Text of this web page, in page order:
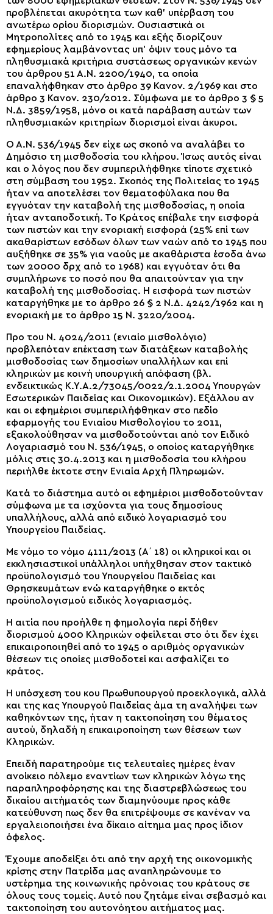
προβλέπεται ακυρότητα των καθ’ υπέρβαση του
ανωτέρω ορίου διορισμών. Ουσιαστικά οι
Μητροπολίτες από το 1945 και εξής διορίζουν
εφημερίους λαμβάνοντας υπ’ όψιν τους μόνο τα
πληθυσμιακά κριτήρια συστάσεως οργανικών κενών
του άρθρου 51 Α.Ν. 2200/1940, τα οποία
επαναλήφθηκαν στο άρθρο 39 Κανον. 2/1969 και στο
άρθρο 3 Κανον. 230/2012. Σύμφωνα με το άρθρο 3 § 5
Ν.Δ. 3859/1958, μόνο οι κατά παράβαση αυτών των
πληθυσμιακών κριτηρίων διορισμοί είναι άκυροι.
Ο Α.Ν. 536/1945 δεν είχε ως σκοπό να αναλάβει το
Δημόσιο τη μισθοδοσία του κλήρου. Ίσως αυτός είναι
και ο λόγος που δεν συμπεριλήφθηκε τίποτε σχετικό
στη σύμβαση του 1952. Σκοπός της Πολιτείας το 1945
ήταν να αποτελέσει τον θεματοφύλακα που θα
εγγυόταν την καταβολή της μισθοδοσίας, η οποία
ήταν ανταποδοτική. Το Κράτος επέβαλε την εισφορά
των πιστών και την ενοριακή εισφορά (25% επί των
ακαθαρίστων εσόδων όλων των ναών από το 1945 που
αυξήθηκε σε 35% για ναούς με ακαθάριστα έσοδα άνω
των 20000 δρχ από το 1968) και εγγυόταν ότι θα
συμπλήρωνε το ποσό που θα απαιτούνταν για την
καταβολή της μισθοδοσίας. Η εισφορά των πιστών
καταργήθηκε με το άρθρο 26 § 2 Ν.Δ. 4242/1962 και η
ενοριακή με το άρθρο 15 Ν. 3220/2004.
Προ του Ν. 4024/2011 (ενιαίο μισθολόγιο)
προβλεπόταν επέκταση των διατάξεων καταβολής
μισθοδοσίας των δημοσίων υπαλλήλων και επί
κληρικών με κοινή υπουργική απόφαση (βλ.
ενδεικτικώς Κ.Υ.Α.2/73045/0022/2.1.2004 Υπουργών
Εσωτερικών Παιδείας και Οικονομικών). Εξάλλου αν
και οι εφημέριοι συμπεριλήφθηκαν στο πεδίο
εφαρμογής του Ενιαίου Μισθολογίου το 2011,
εξακολούθησαν να μισθοδοτούνται από τον Ειδικό
Λογαριασμό του Ν. 536/1945, ο οποίος καταργήθηκε
μόλις στις 30.4.2013 και η μισθοδοσία του κλήρου
περιήλθε έκτοτε στην Ενιαία Αρχή Πληρωμών.
Κατά το διάστημα αυτό οι εφημέριοι μισθοδοτούνταν
σύμφωνα με τα ισχύοντα για τους δημοσίους
υπαλλήλους, αλλά από ειδικό λογαριασμό του
Υπουργείου Παιδείας.
Με νόμο το νόμο 4111/2013 (Α΄ 18) οι κληρικοί και οι
εκκλησιαστικοί υπάλληλοι υπήχθησαν στον τακτικό
προϋπολογισμό του Υπουργείου Παιδείας και
Θρησκευμάτων ενώ καταργήθηκε ο εκτός
προϋπολογισμού ειδικός λογαριασμός.
Η αιτία που προήλθε η φημολογία περί δήθεν
διορισμού 4000 Κληρικών οφείλεται στο ότι δεν έχει
επικαιροποιηθεί από το 1945 ο αριθμός οργανικών
θέσεων τις οποίες μισθοδοτεί και ασφαλίζει το
κράτος.
Η υπόσχεση του κου Πρωθυπουργού προεκλογικά, αλλά
και της κας Υπουργού Παιδείας άμα τη αναλήψει των
καθηκόντων της, ήταν η τακτοποίηση του θέματος
αυτού, δηλαδή η επικαιροποίηση των θέσεων των
Κληρικών.
Επειδή παρατηρούμε τις τελευταίες ημέρες έναν
ανοίκειο πόλεμο εναντίων των κληρικών λόγω της
παραπληροφόρησης και της διαστρεβλώσεως του
δικαίου αιτήματός των διαμηνύουμε προς κάθε
κατεύθυνση πως δεν θα επιτρέψουμε σε κανέναν να
εργαλειοποιήσει ένα δίκαιο αίτημα μας προς ίδιον
όφελος.
Έχουμε αποδείξει ότι από την αρχή της οικονομικής
κρίσης στην Πατρίδα μας αναπληρώνουμε το
υστέρημα της κοινωνικής πρόνοιας του κράτους σε
όλους τους τομείς. Αυτό που ζητάμε είναι σεβασμό και
τακτοποίηση του αυτονόητου αιτήματος μας.